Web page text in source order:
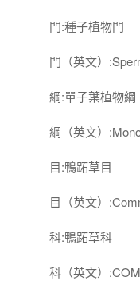
門:種子植物門
門（英文）
綱:單子葉植物綱
綱（英文）
目:鴨跖草目
目（英文）
科:鴨跖草科
科（英文）